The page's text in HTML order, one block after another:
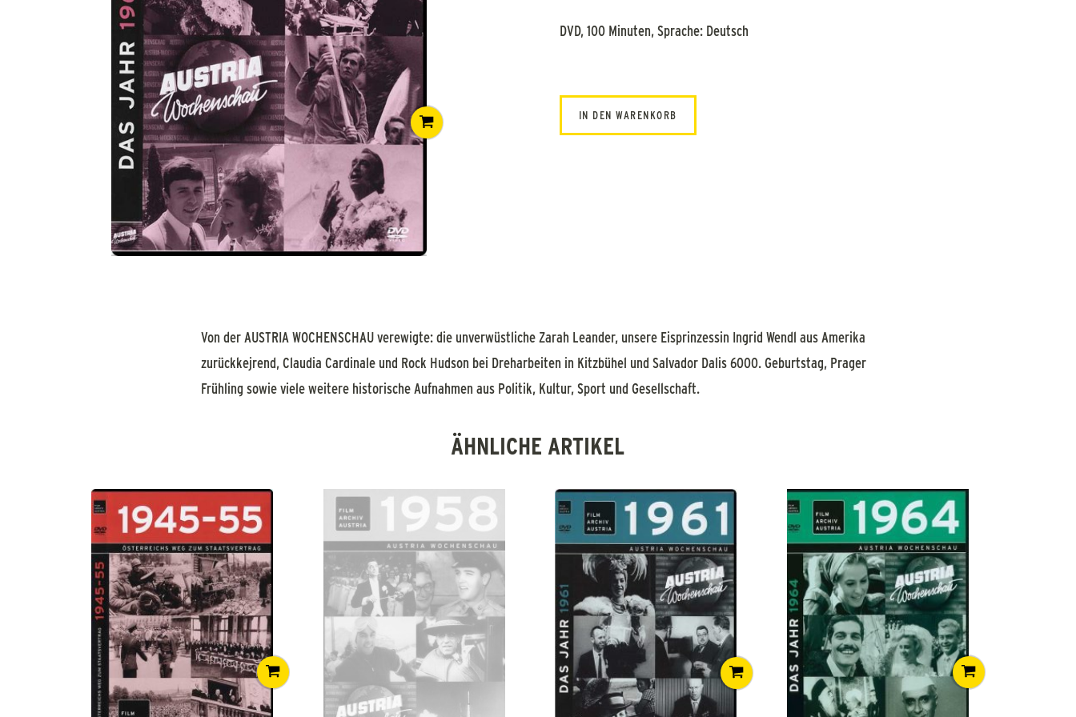
DVD, 100 Minuten, Sprache: Deutsch
IN DEN WARENKORB
Von der AUSTRIA WOCHENSCHAU verewigte: die unverwüstliche Zarah Leander, unsere Eisprinzessin Ingrid Wendl aus Amerika
zurückkejrend, Claudia Cardinale und Rock Hudson bei Dreharbeiten in Kitzbühel und Salvador Dalis 6000. Geburtstag, Prager
Frühling sowie viele weitere historische Aufnahmen aus Politik, Kultur, Sport und Gesellschaft.
ÄHNLICHE ARTIKEL